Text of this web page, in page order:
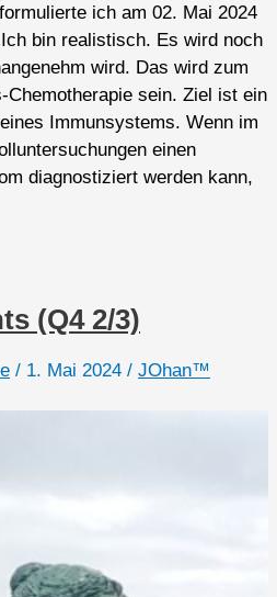
ich am 02. Mai 2024
bin realistisch. Es wird noch
wird. Das wird zum
sein. Ziel ist ein
Immunsystems. Wenn im
einen
diagnostiziert werden kann,
(Q4 2/3)
/ 1. Mai 2024 / JOhan™